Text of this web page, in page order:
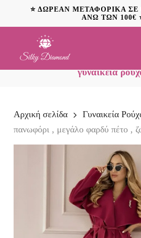
main
⭐ ΔΩΡΕΑΝ ΜΕΤΑΦΟΡΙΚΑ ΣΕ
ΑΝΩ ΤΩΝ 100€
NEO: Ανακαλύψτε
γυναικεία
Αρχική σελίδα Γυναικεία
πανωφόρι , μεγάλο φαρδύ πέτο ,